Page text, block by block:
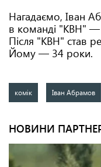
Нагадаємо, Іван
в команді "КВН" —
Після "КВН" став
Йому — 34 роки.
комік Іван Абрамов